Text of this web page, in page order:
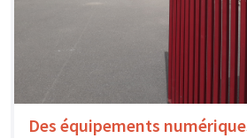
Des équipements